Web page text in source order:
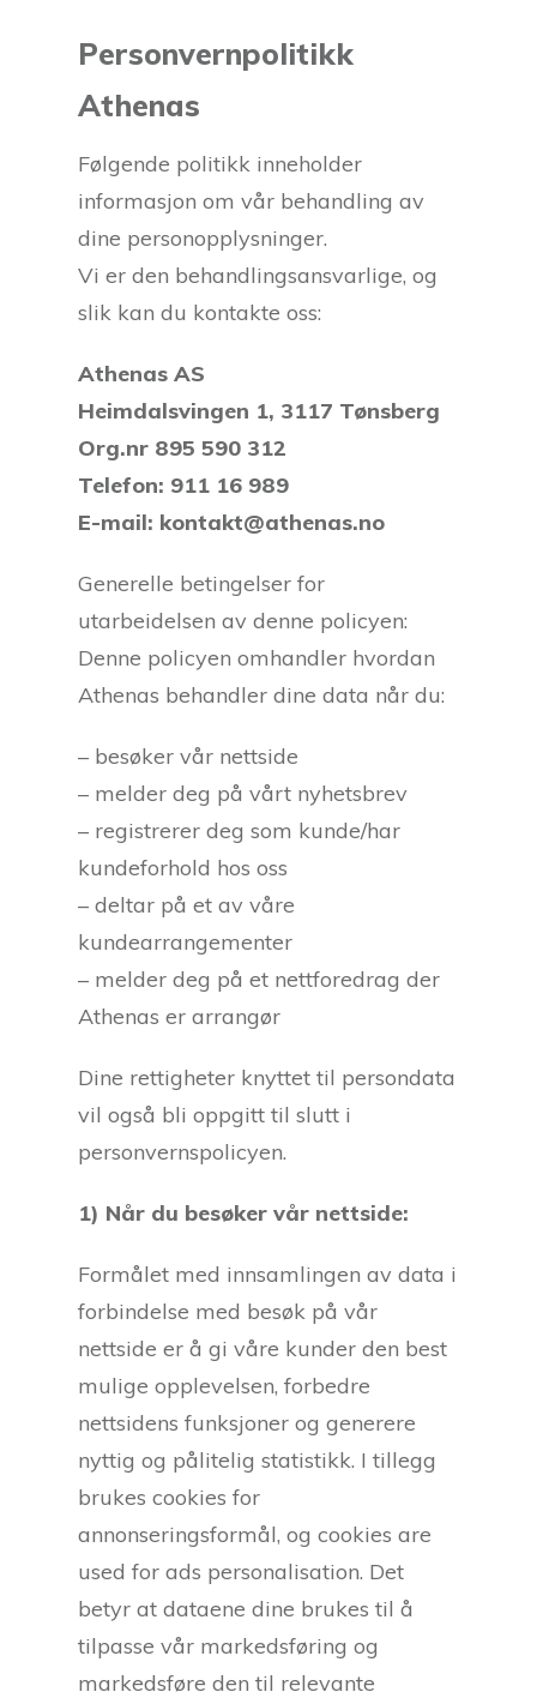
Personvernpolitikk
Athenas
Følgende politikk inneholder
informasjon om vår behandling av
dine personopplysninger.
Vi er den behandlingsansvarlige, og
slik kan du kontakte oss:
Athenas AS
Heimdalsvingen 1, 3117 Tønsberg
Org.nr 895 590 312
Telefon: 911 16 989
E-mail: kontakt@athenas.no
Generelle betingelser for
utarbeidelsen av denne policyen:
Denne policyen omhandler hvordan
Athenas behandler dine data når du:
– besøker vår nettside
– melder deg på vårt nyhetsbrev
– registrerer deg som kunde/har
kundeforhold hos oss
– deltar på et av våre
kundearrangementer
– melder deg på et nettforedrag der
Athenas er arrangør
Dine rettigheter knyttet til persondata
vil også bli oppgitt til slutt i
personvernspolicyen.
1) Når du besøker vår nettside:
Formålet med innsamlingen av data i
forbindelse med besøk på vår
nettside er å gi våre kunder den best
mulige opplevelsen, forbedre
nettsidens funksjoner og generere
nyttig og pålitelig statistikk. I tillegg
brukes cookies for
annonseringsformål, og cookies are
used for ads personalisation. Det
betyr at dataene dine brukes til å
tilpasse vår markedsføring og
markedsføre den til relevante